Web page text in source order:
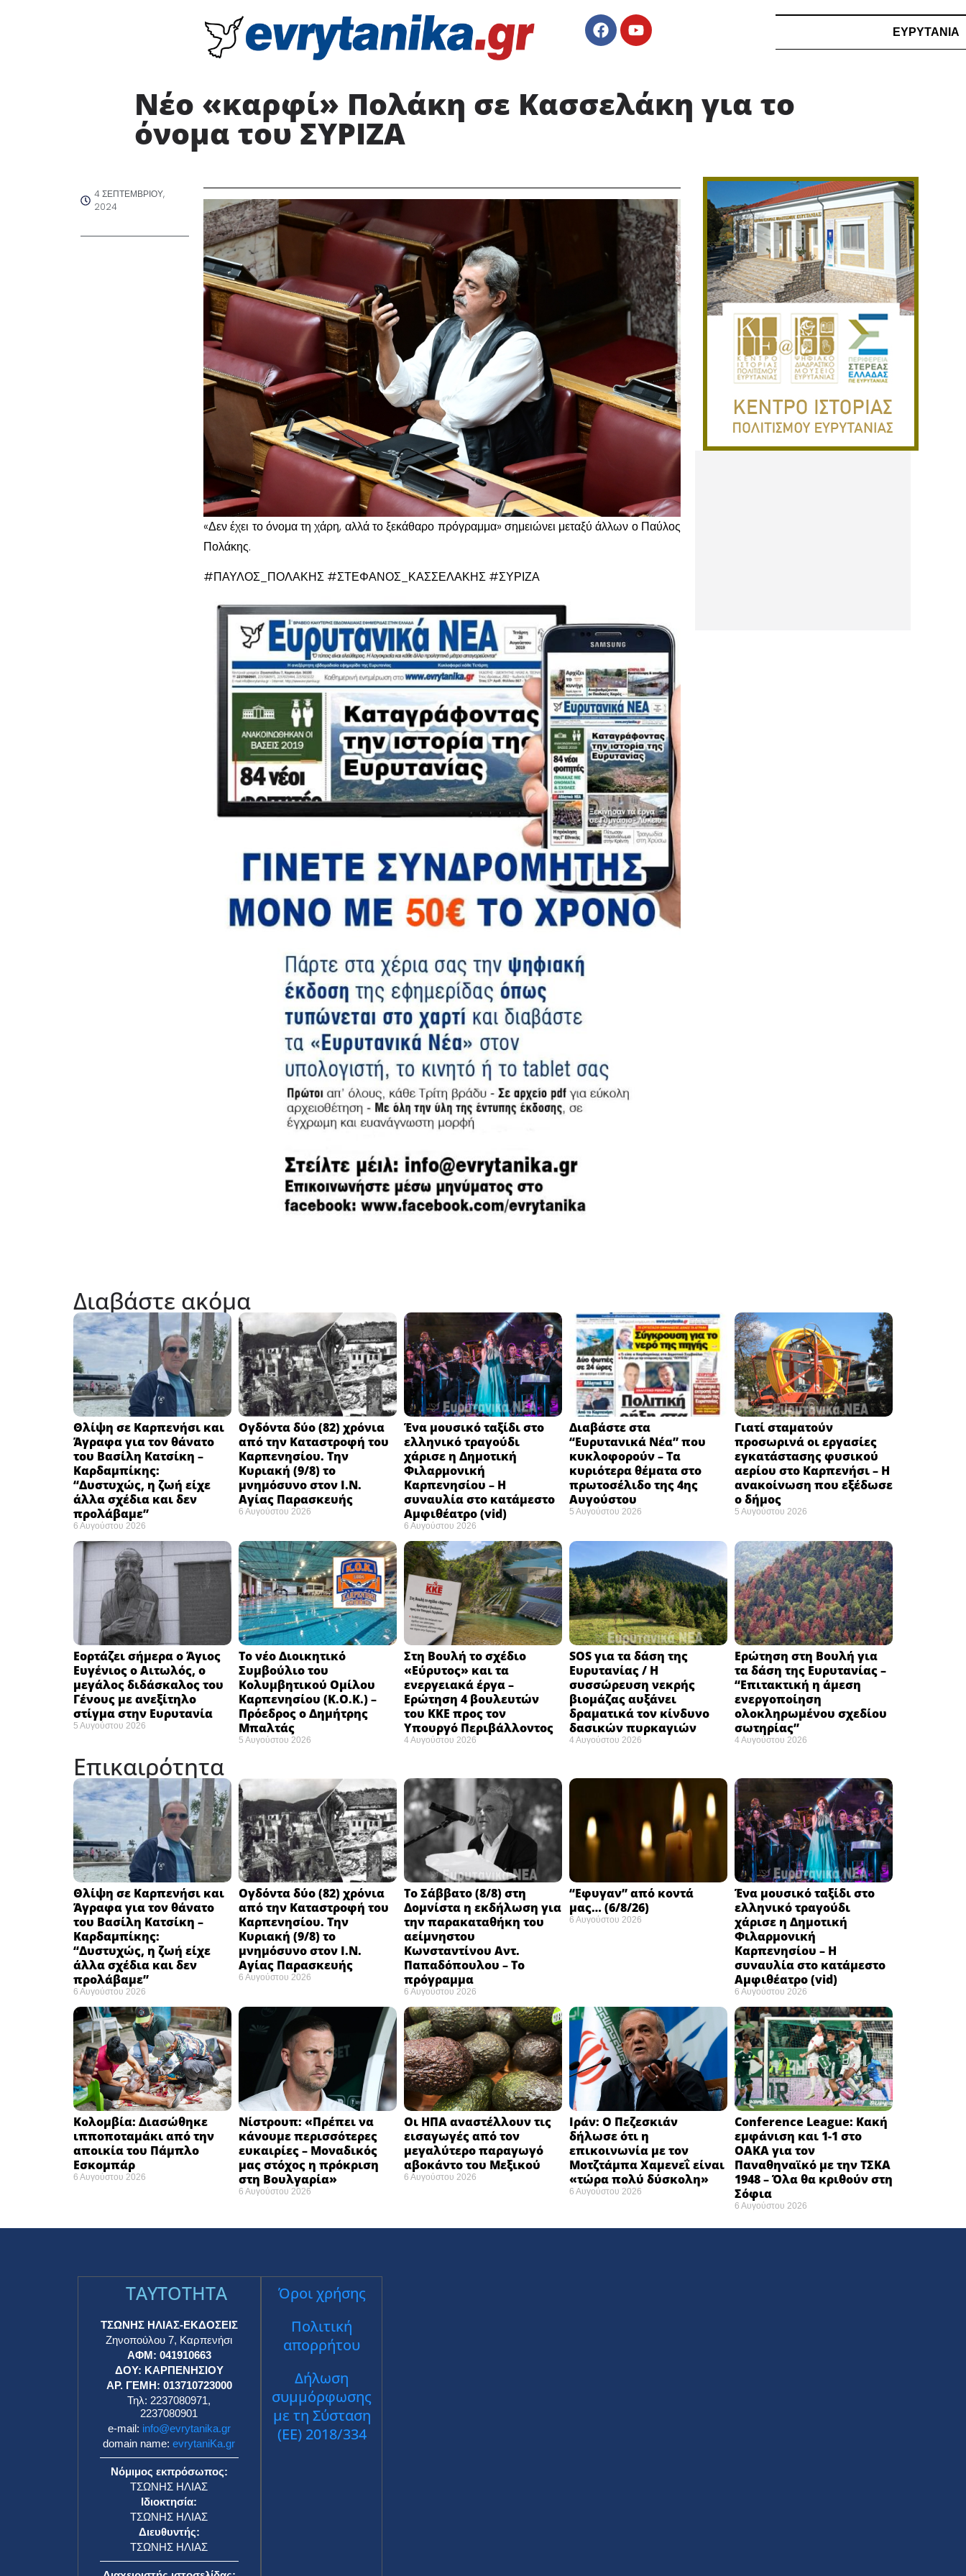
ΕΥΡΥΤΑΝΙΑ
Νέο «καρφί» Πολάκη σε Κασσελάκη για το
όνομα του ΣΥΡΙΖΑ
4 ΣΕΠΤΕΜΒΡΊΟΥ,
2024
«Δεν έχει το όνομα τη χάρη, αλλά το ξεκάθαρο πρόγραμμα» σημειώνει μεταξύ άλλων ο Παύλος
Πολάκης.
#ΠΑΥΛΟΣ_ΠΟΛΑΚΗΣ #ΣΤΕΦΑΝΟΣ_ΚΑΣΣΕΛΑΚΗΣ #ΣΥΡΙΖΑ
Διαβάστε ακόμα
Θλίψη σε Καρπενήσι και
Άγραφα για τον θάνατο
του Βασίλη Κατσίκη –
Καρδαμπίκης:
“Δυστυχώς, η ζωή είχε
άλλα σχέδια και δεν
προλάβαμε”
6 Αυγούστου 2026
Ογδόντα δύο (82) χρόνια
από την Καταστροφή του
Καρπενησίου. Την
Κυριακή (9/8) το
μνημόσυνο στον Ι.Ν.
Αγίας Παρασκευής
6 Αυγούστου 2026
Ένα μουσικό ταξίδι στο
ελληνικό τραγούδι
χάρισε η Δημοτική
Φιλαρμονική
Καρπενησίου – Η
συναυλία στο κατάμεστο
Αμφιθέατρο (vid)
6 Αυγούστου 2026
Διαβάστε στα
“Ευρυτανικά Νέα” που
κυκλοφορούν – Τα
κυριότερα θέματα στο
πρωτοσέλιδο της 4ης
Αυγούστου
5 Αυγούστου 2026
Γιατί σταματούν
προσωρινά οι εργασίες
εγκατάστασης φυσικού
αερίου στο Καρπενήσι – Η
ανακοίνωση που εξέδωσε
ο δήμος
5 Αυγούστου 2026
Εορτάζει σήμερα ο Άγιος
Ευγένιος ο Αιτωλός, ο
μεγάλος διδάσκαλος του
Γένους με ανεξίτηλο
στίγμα στην Ευρυτανία
5 Αυγούστου 2026
Το νέο Διοικητικό
Συμβούλιο του
Κολυμβητικού Ομίλου
Καρπενησίου (Κ.Ο.Κ.) –
Πρόεδρος ο Δημήτρης
Μπαλτάς
5 Αυγούστου 2026
Στη Βουλή το σχέδιο
«Εύρυτος» και τα
ενεργειακά έργα –
Ερώτηση 4 βουλευτών
του ΚΚΕ προς τον
Υπουργό Περιβάλλοντος
4 Αυγούστου 2026
SOS για τα δάση της
Ευρυτανίας / Η
συσσώρευση νεκρής
βιομάζας αυξάνει
δραματικά τον κίνδυνο
δασικών πυρκαγιών
4 Αυγούστου 2026
Ερώτηση στη Βουλή για
τα δάση της Ευρυτανίας –
“Eπιτακτική η άμεση
ενεργοποίηση
ολοκληρωμένου σχεδίου
σωτηρίας”
4 Αυγούστου 2026
Επικαιρότητα
Θλίψη σε Καρπενήσι και
Άγραφα για τον θάνατο
του Βασίλη Κατσίκη –
Καρδαμπίκης:
“Δυστυχώς, η ζωή είχε
άλλα σχέδια και δεν
προλάβαμε”
6 Αυγούστου 2026
Ογδόντα δύο (82) χρόνια
από την Καταστροφή του
Καρπενησίου. Την
Κυριακή (9/8) το
μνημόσυνο στον Ι.Ν.
Αγίας Παρασκευής
6 Αυγούστου 2026
Το Σάββατο (8/8) στη
Δομνίστα η εκδήλωση για
την παρακαταθήκη του
αείμνηστου
Κωνσταντίνου Αντ.
Παπαδόπουλου – Το
πρόγραμμα
6 Αυγούστου 2026
“Εφυγαν” από κοντά
μας… (6/8/26)
6 Αυγούστου 2026
Ένα μουσικό ταξίδι στο
ελληνικό τραγούδι
χάρισε η Δημοτική
Φιλαρμονική
Καρπενησίου – Η
συναυλία στο κατάμεστο
Αμφιθέατρο (vid)
6 Αυγούστου 2026
Κολομβία: Διασώθηκε
ιπποποταμάκι από την
αποικία του Πάμπλο
Εσκομπάρ ​
6 Αυγούστου 2026
Νίστρουπ: «Πρέπει να
κάνουμε περισσότερες
ευκαιρίες – Μοναδικός
μας στόχος η πρόκριση
στη Βουλγαρία» ​
6 Αυγούστου 2026
Οι ΗΠΑ αναστέλλουν τις
εισαγωγές από τον
μεγαλύτερο παραγωγό
αβοκάντο του Μεξικού ​
6 Αυγούστου 2026
Ιράν: Ο Πεζεσκιάν
δήλωσε ότι η
επικοινωνία με τον
Μοτζτάμπα Χαμενεΐ είναι
«τώρα πολύ δύσκολη» ​
6 Αυγούστου 2026
Conference League: Κακή
εμφάνιση και 1-1 στο
ΟΑΚΑ για τον
Παναθηναϊκό με την ΤΣΚΑ
1948 – Όλα θα κριθούν στη
Σόφια ​
6 Αυγούστου 2026
TAYTOTHTA
ΤΣΩΝΗΣ ΗΛΙΑΣ-ΕΚΔΟΣΕΙΣ
Ζηνοπούλου 7, Καρπενήσι
ΑΦΜ: 041910663
ΔΟΥ: ΚΑΡΠΕΝΗΣΙΟΥ
ΑΡ. ΓΕΜΗ: 013710723000
Τηλ: 2237080971,
2237080901
e-mail: info@evrytanika.gr
domain name:evrytaniKa.gr
Νόμιμος εκπρόσωπος:
ΤΣΩΝΗΣ ΗΛΙΑΣ
Ιδιοκτησία:
ΤΣΩΝΗΣ ΗΛΙΑΣ
Διευθυντής:
ΤΣΩΝΗΣ ΗΛΙΑΣ
Όροι χρήσης
Πολιτική
απορρήτου
Δήλωση
συμμόρφωσης
με τη Σύσταση
(ΕΕ) 2018/334